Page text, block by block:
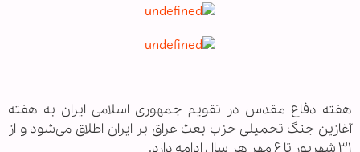
هفته دفاع مقدس در تقویم جمهوری اسلامی ایران به هفته
آغازین جنگ تحمیلی حزب بعث عراق بر ایران اطلاق می‌شود و از
۳۱ شهریور تا ۶ مهر هر سال ادامه دارد.